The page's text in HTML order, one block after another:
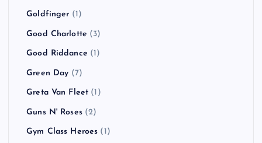
Goldfinger (1)
Good Charlotte (3)
Good Riddance (1)
Green Day (7)
Greta Van Fleet (1)
Guns N' Roses(2)
Gym Class Heroes (1)